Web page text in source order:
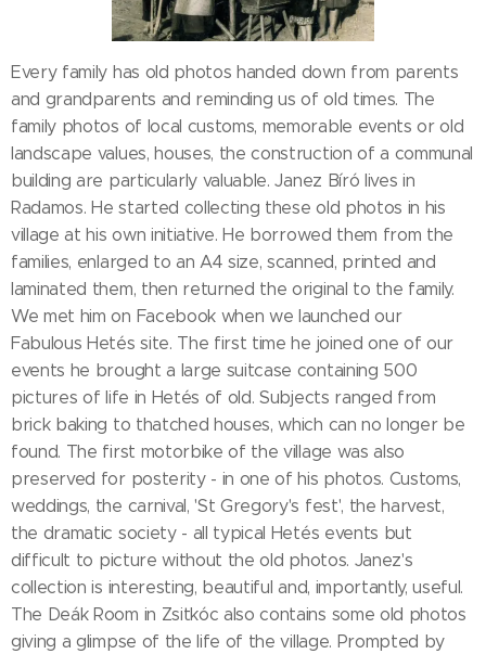
Every family has old photos handed down from parents
and grandparents and reminding us of old times. The
family photos of local customs, memorable events or old
landscape values, houses, the construction of a communal
building are particularly valuable. Janez Bíró lives in
Radamos. He started collecting these old photos in his
village at his own initiative. He borrowed them from the
families, enlarged to an A4 size, scanned, printed and
laminated them, then returned the original to the family.
We met him on Facebook when we launched our
Fabulous Hetés site. The first time he joined one of our
events he brought a large suitcase containing 500
pictures of life in Hetés of old. Subjects ranged from
brick baking to thatched houses, which can no longer be
found. The first motorbike of the village was also
preserved for posterity - in one of his photos. Customs,
weddings, the carnival, 'St Gregory's fest', the harvest,
the dramatic society - all typical Hetés events but
difficult to picture without the old photos. Janez's
collection is interesting, beautiful and, importantly, useful.
The Deák Room in Zsitkóc also contains some old photos
giving a glimpse of the life of the village. Prompted by